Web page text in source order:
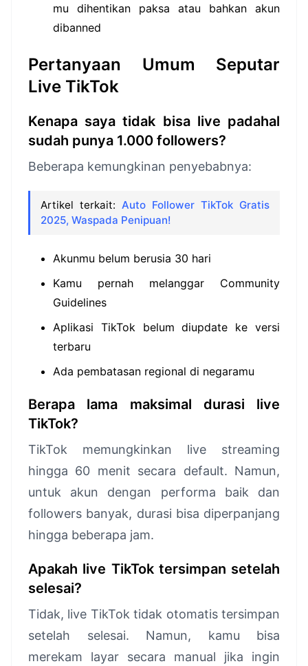
mu dihentikan paksa atau bahkan akun
dibanned
Pertanyaan Umum Seputar
Live TikTok
Kenapa saya tidak bisa live padahal
sudah punya 1.000 followers?
Beberapa kemungkinan penyebabnya:
Artikel terkait: Auto Follower TikTok Gratis
2025, Waspada Penipuan!
Akunmu belum berusia 30 hari
Kamu pernah melanggar Community
Guidelines
Aplikasi TikTok belum diupdate ke versi
terbaru
Ada pembatasan regional di negaramu
Berapa lama maksimal durasi live
TikTok?
TikTok memungkinkan live streaming
hingga 60 menit secara default. Namun,
untuk akun dengan performa baik dan
followers banyak, durasi bisa diperpanjang
hingga beberapa jam.
Apakah live TikTok tersimpan setelah
selesai?
Tidak, live TikTok tidak otomatis tersimpan
setelah selesai. Namun, kamu bisa
merekam layar secara manual jika ingin